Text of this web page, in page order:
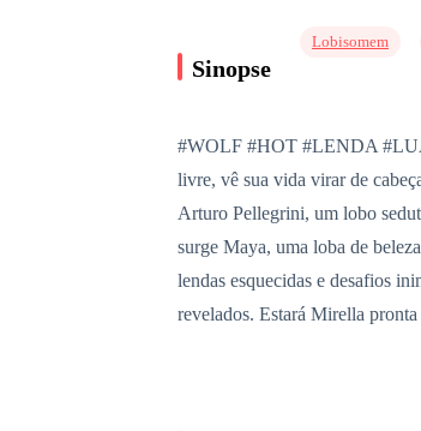
Sinopse
Lobisomem
#WOLF #HOT #LENDA #LUA
livre, vê sua vida virar de
Arturo Pellegrini, um lobo
surge Maya, uma loba de
lendas esquecidas e desafios
revelados. Estará Mirella